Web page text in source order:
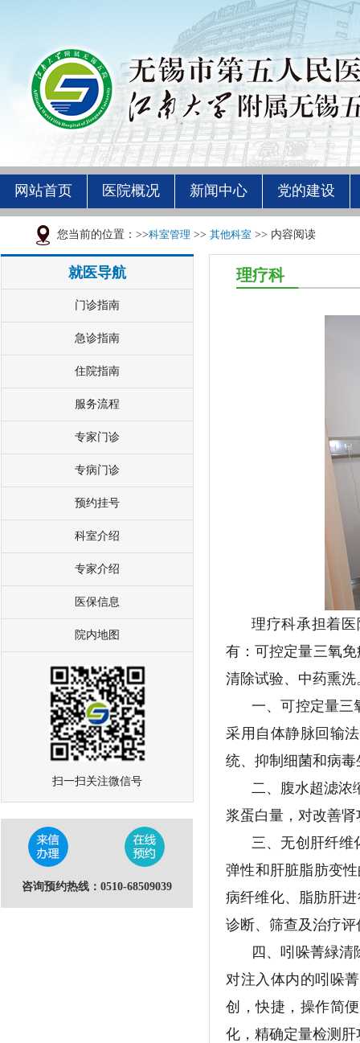
网站首页 医院概况 新闻中心 党的建设
您当前的位置：>>科室管理 >> 其他科室 >> 内容阅读
就医导航
门诊指南
急诊指南
住院指南
服务流程
专家门诊
专病门诊
预约挂号
科室介绍
专家介绍
医保信息
院内地图
扫一扫关注微信号
咨询预约热线：0510-68509039
理疗科
理疗科承担着
有：可控定量三氧
清除试验、中药熏洗
一、可控定量三
采用自体静脉回输
统、抑制细菌和病
二、腹水超滤浓
浆蛋白量，对改善
三、无创肝纤维
弹性和肝脏脂肪变
病纤维化、脂肪肝
诊断、筛查及治疗
四、吲哚菁緑
对注入体内的吲哚
创，快捷，操作简
化，精确定量检测